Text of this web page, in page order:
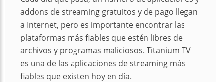
addons de streaming gratuitos y de pago llegan
a Internet, pero es importante encontrar las
plataformas más fiables que estén libres de
archivos y programas maliciosos. Titanium TV
es una de las aplicaciones de streaming más
fiables que existen hoy en día.